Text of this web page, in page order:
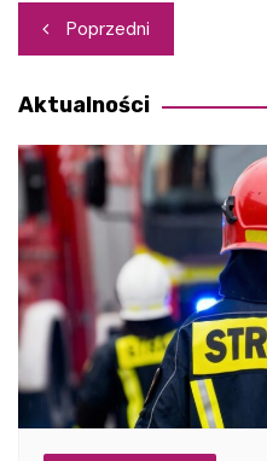
Nawigacja
wpisu
Poprzedni
Aktualności